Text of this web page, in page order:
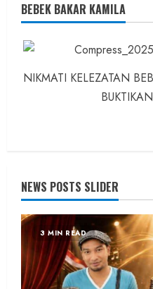
BEBEK BAKAR KAMILA
NIKMATI KELEZATAN
NEWS POSTS SLIDER
3 MIN READ